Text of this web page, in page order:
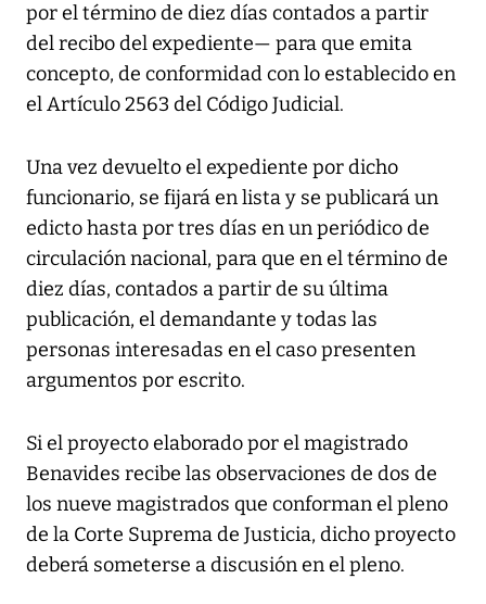
por el término de diez días contados a partir
del recibo del expediente— para que emita
concepto, de conformidad con lo establecido en
el Artículo 2563 del Código Judicial.
Una vez devuelto el expediente por dicho
funcionario, se fijará en lista y se publicará un
edicto hasta por tres días en un periódico de
circulación nacional, para que en el término de
diez días, contados a partir de su última
publicación, el demandante y todas las
personas interesadas en el caso presenten
argumentos por escrito.
Si el proyecto elaborado por el magistrado
Benavides recibe las observaciones de dos de
los nueve magistrados que conforman el pleno
de la Corte Suprema de Justicia, dicho proyecto
deberá someterse a discusión en el pleno.